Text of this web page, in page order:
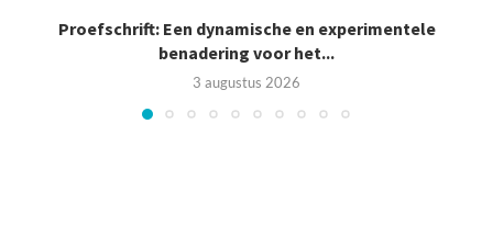
Proefschrift: Een dynamische en experimentele
benadering voor het...
3 augustus 2026